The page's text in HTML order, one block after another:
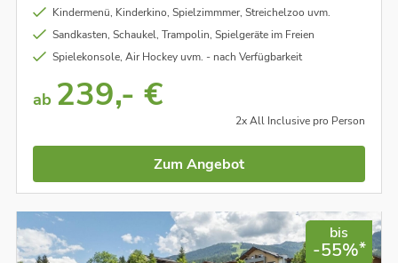
Kindermenü, Kinderkino, Spielzimmmer, Streichelzoo uvm.
Sandkasten, Schaukel, Trampolin, Spielgeräte im Freien
Spielekonsole, Air Hockey uvm. - nach Verfügbarkeit
ab 239,- €
2x All Inclusive pro Person
Zum Angebot
bis
-55%*